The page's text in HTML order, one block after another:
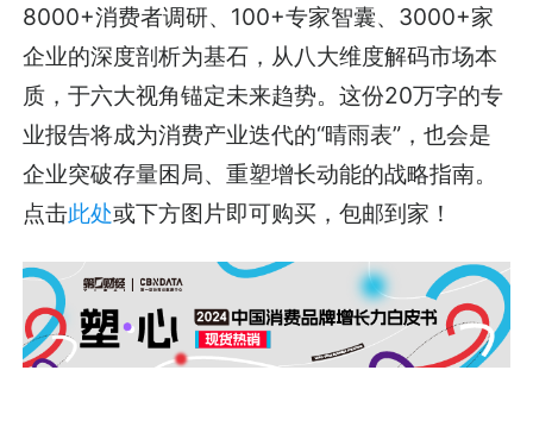
8000+消费者调研、100+专家智囊、3000+家
企业的深度剖析为基石，从八大维度解码市场本
质，于六大视角锚定未来趋势。这份20万字的专
业报告将成为消费产业迭代的“晴雨表”，也会是
企业突破存量困局、重塑增长动能的战略指南。
点击此处或下方图片即可购买，包邮到家！